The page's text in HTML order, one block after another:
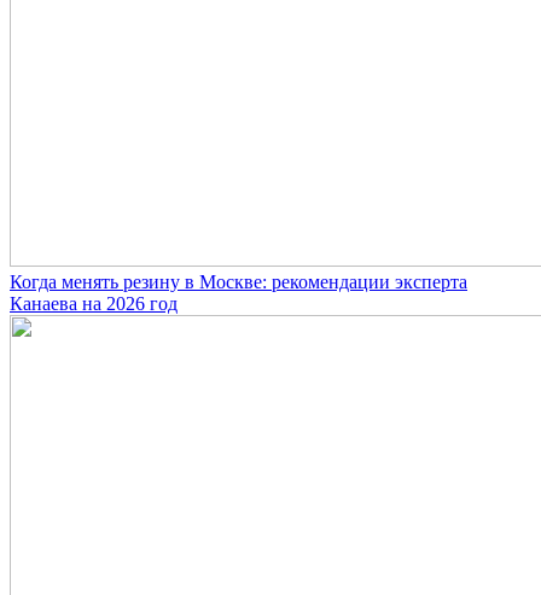
Когда менять резину в Москве: рекомендации эксперта
Канаева на 2026 год